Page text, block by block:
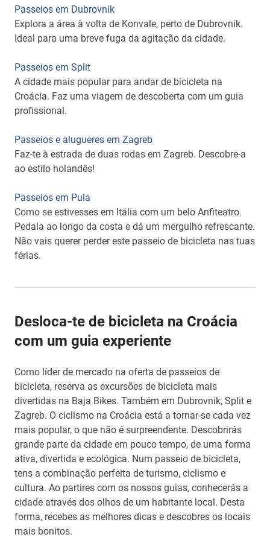
Passeios em Dubrovnik
Explora a área à volta de Konvale, perto de Dubrovnik.
Ideal para uma breve fuga da agitação da cidade.
Passeios em Split
A cidade mais popular para andar de bicicleta na
Croácia. Faz uma viagem de descoberta com um guia
profissional.
Passeios e alugueres em Zagreb
Faz-te à estrada de duas rodas em Zagreb. Descobre-a
ao estilo holandês!
Passeios em Pula
Como se estivesses em Itália com um belo Anfiteatro.
Pedala ao longo da costa e dá um mergulho refrescante.
Não vais querer perder este passeio de bicicleta nas tuas
férias.
Desloca-te de bicicleta na Croácia
com um guia experiente
Como líder de mercado na oferta de passeios de
bicicleta, reserva as excursões de bicicleta mais
divertidas na Baja Bikes. Também em Dubrovnik, Split e
Zagreb. O ciclismo na Croácia está a tornar-se cada vez
mais popular, o que não é surpreendente. Descobrirás
grande parte da cidade em pouco tempo, de uma forma
ativa, divertida e ecológica. Num passeio de bicicleta,
tens a combinação perfeita de turismo, ciclismo e
cultura. Ao partires com os nossos guias, conhecerás a
cidade através dos olhos de um habitante local. Desta
forma, recebes as melhores dicas e descobres os locais
mais bonitos.